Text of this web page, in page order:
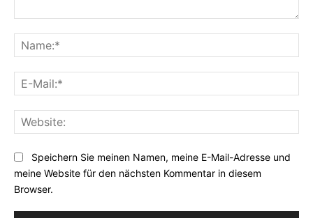
Speichern Sie meinen Namen, meine E-Mail-Adresse und
meine Website für den nächsten Kommentar in diesem
Browser.